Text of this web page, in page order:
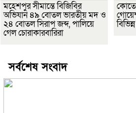
মহেশপুর সীমান্তে বিজিবির
অভিযান ৪৯ বোতল ভারতীয় মদ ও
২৪ বোতল সিরাপ জব্দ, পালিয়ে
গেল চোরাকারবারিরা
সর্বশেষ সংবাদ